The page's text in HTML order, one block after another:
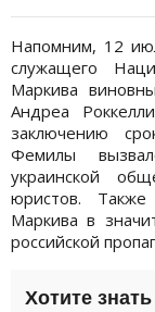
Напомним, 12
служащего
Маркива
Андреа
заключению
Фемилы
украинской
юристов.
Маркива в
российской
Хотите